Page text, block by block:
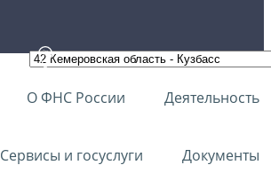
О ФНС России Деятельность
Сервисы и госуслуги Документы